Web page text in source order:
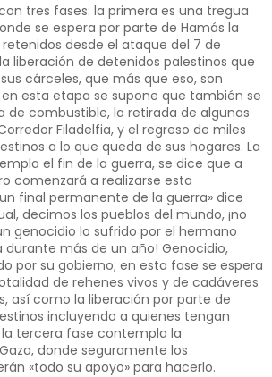
tres fases: la primera es una tregua
se espera por parte de Hamás la
desde el ataque del 7 de
liberación de detenidos palestinos que
cárceles, que más que eso, son
esta etapa se supone que también se
de combustible, la retirada de algunas
Filadelfia, y el regreso de miles
a lo que queda de sus hogares. La
el fin de la guerra, se dice que a
comenzará a realizarse esta
final permanente de la guerra» dice
decimos los pueblos del mundo, ¡no
genocidio lo sufrido por el hermano
durante más de un año! Genocidio,
por su gobierno; en esta fase se espera
de rehenes vivos y de cadáveres
así como la liberación por parte de
incluyendo a quienes tengan
la tercera fase contempla la
donde seguramente los
«todo su apoyo» para hacerlo.